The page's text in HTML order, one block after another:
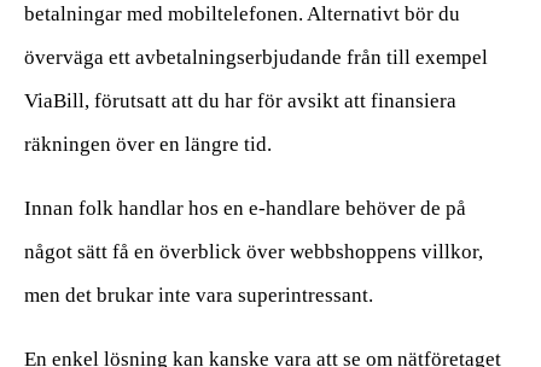
betalningar med mobiltelefonen. Alternativt bör du
överväga ett avbetalningserbjudande från till exempel
ViaBill, förutsatt att du har för avsikt att finansiera
räkningen över en längre tid.
Innan folk handlar hos en e-handlare behöver de på
något sätt få en överblick över webbshoppens villkor,
men det brukar inte vara superintressant.
En enkel lösning kan kanske vara att se om nätföretaget